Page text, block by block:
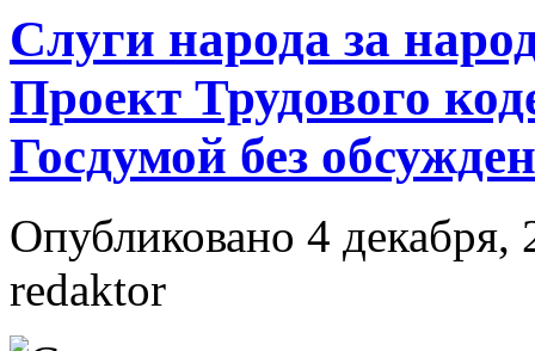
Слуги народа за
Проект Трудового
Госдумой без
Опубликовано 4 декабря,
redaktor